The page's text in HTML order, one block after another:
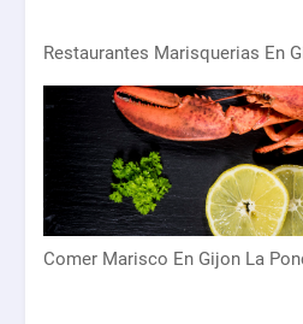
Restaurantes Marisquerias En
Comer Marisco En Gijon La